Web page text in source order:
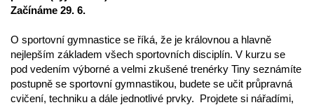
Začínáme 29. 6.
O sportovní gymnastice se říká, že je královnou a hlavně
nejlepším základem všech sportovních disciplín. V kurzu se
pod vedením výborné a velmi zkušené trenérky Tiny seznámíte
postupně se sportovní gymnastikou, budete se učit průpravná
cvičení, techniku a dále jednotlivé prvky. Projdete si nářadími,